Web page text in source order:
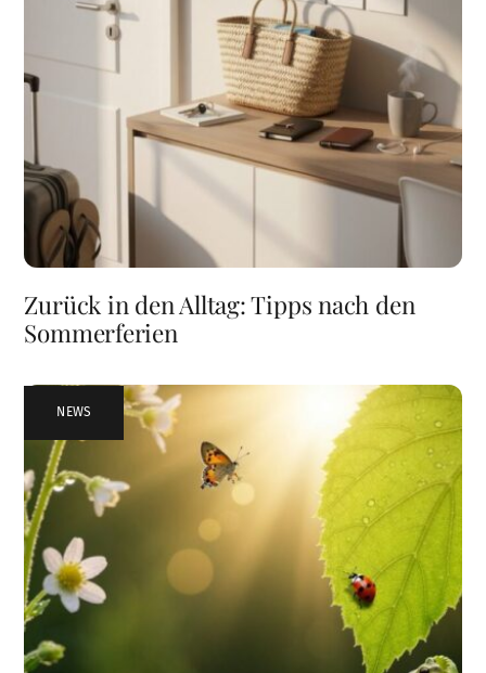
Zurück in den Alltag: Tipps nach den
Sommerferien
NEWS